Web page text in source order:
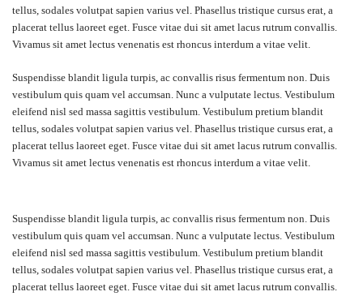
tellus, sodales volutpat sapien varius vel. Phasellus tristique cursus erat, a
placerat tellus laoreet eget. Fusce vitae dui sit amet lacus rutrum convallis.
Vivamus sit amet lectus venenatis est rhoncus interdum a vitae velit.
Suspendisse blandit ligula turpis, ac convallis risus fermentum non. Duis
vestibulum quis quam vel accumsan. Nunc a vulputate lectus. Vestibulum
eleifend nisl sed massa sagittis vestibulum. Vestibulum pretium blandit
tellus, sodales volutpat sapien varius vel. Phasellus tristique cursus erat, a
placerat tellus laoreet eget. Fusce vitae dui sit amet lacus rutrum convallis.
Vivamus sit amet lectus venenatis est rhoncus interdum a vitae velit.
Suspendisse blandit ligula turpis, ac convallis risus fermentum non. Duis
vestibulum quis quam vel accumsan. Nunc a vulputate lectus. Vestibulum
eleifend nisl sed massa sagittis vestibulum. Vestibulum pretium blandit
tellus, sodales volutpat sapien varius vel. Phasellus tristique cursus erat, a
placerat tellus laoreet eget. Fusce vitae dui sit amet lacus rutrum convallis.